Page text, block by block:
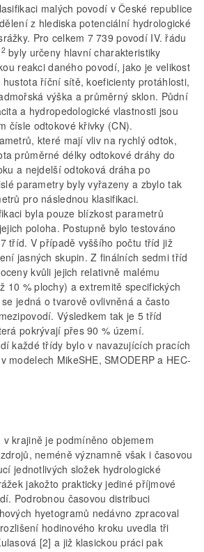
malých povodí v České republice
z hlediska potenciální hydrologické
Pro celkem 7 739 povodí IV. řádu
2byly určeny hlavní charakteristiky
reakci daného povodí, jako je velikost
říční sítě, koeficienty protáhlosti,
výška a průměrný sklon. Půdní
a hydropedologické vlastnosti jsou
čísle odtokové křivky (CN).
které mají vliv na rychlý odtok,
průměrné délky odtokové dráhy do
a nejdelší odtoková dráha po
parametry byly vyřazeny a zbylo tak
pro následnou klasifikaci.
byla pouze blízkost parametrů
poloha. Postupně bylo testováno
tříd. V případě vyššího počtu tříd již
jasných skupin. Z finálních sedmi tříd
kvůli jejich relativně malému
10 % plochy) a extremitě specifických
jedná o tvarově ovlivněná a často
Výsledkem tak je 5 tříd
pokrývají přes 90 % území.
každé třídy bylo v navazujících pracích
modelech MikeSHE, SMODERP a HEC-
krajině je podmíněno objemem
neméně významně však i časovou
jednotlivých složek hydrologické
jakožto prakticky jediné příjmové
Podrobnou časovou distribuci
hyetogramů nedávno zpracoval
hodinového kroku uvedla tři
[2] a již klasickou práci pak